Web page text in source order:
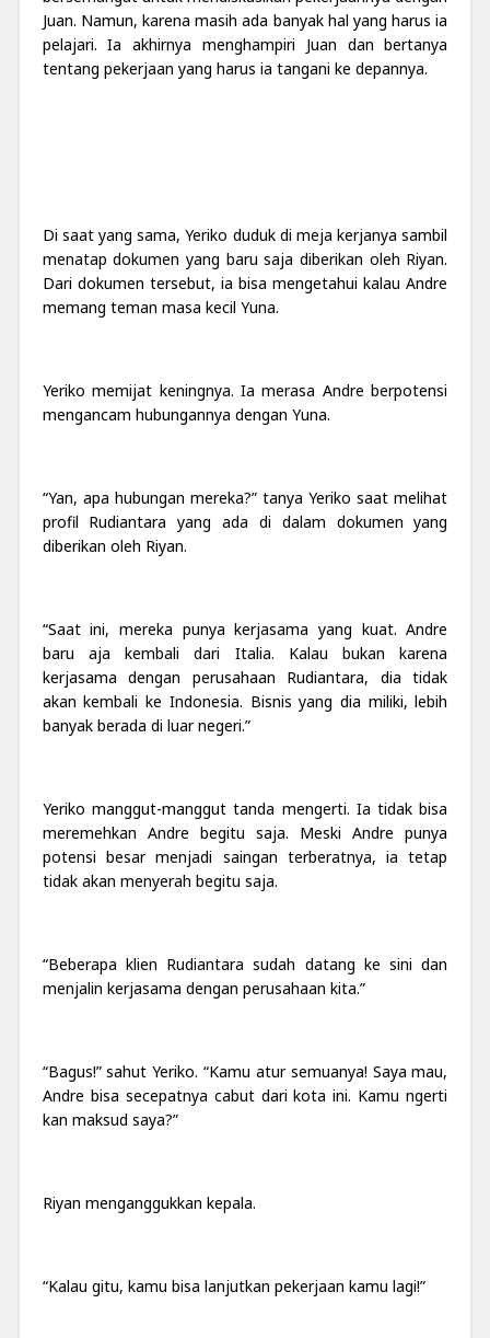
Juan. Namun, karena masih ada banyak hal yang harus ia
pelajari. Ia akhirnya menghampiri Juan dan bertanya
tentang pekerjaan yang harus ia tangani ke depannya.
Di saat yang sama, Yeriko duduk di meja kerjanya sambil
menatap dokumen yang baru saja diberikan oleh Riyan.
Dari dokumen tersebut, ia bisa mengetahui kalau Andre
memang teman masa kecil Yuna.
Yeriko memijat keningnya. Ia merasa Andre berpotensi
mengancam hubungannya dengan Yuna.
“Yan, apa hubungan mereka?” tanya Yeriko saat melihat
profil Rudiantara yang ada di dalam dokumen yang
diberikan oleh Riyan.
“Saat ini, mereka punya kerjasama yang kuat. Andre
baru aja kembali dari Italia. Kalau bukan karena
kerjasama dengan perusahaan Rudiantara, dia tidak
akan kembali ke Indonesia. Bisnis yang dia miliki, lebih
banyak berada di luar negeri.”
Yeriko manggut-manggut tanda mengerti. Ia tidak bisa
meremehkan Andre begitu saja. Meski Andre punya
potensi besar menjadi saingan terberatnya, ia tetap
tidak akan menyerah begitu saja.
“Beberapa klien Rudiantara sudah datang ke sini dan
menjalin kerjasama dengan perusahaan kita.”
“Bagus!” sahut Yeriko. “Kamu atur semuanya! Saya mau,
Andre bisa secepatnya cabut dari kota ini. Kamu ngerti
kan maksud saya?”
Riyan menganggukkan kepala.
“Kalau gitu, kamu bisa lanjutkan pekerjaan kamu lagi!”